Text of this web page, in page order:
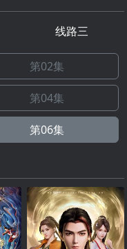
线路三
第02集
第04集
第06集